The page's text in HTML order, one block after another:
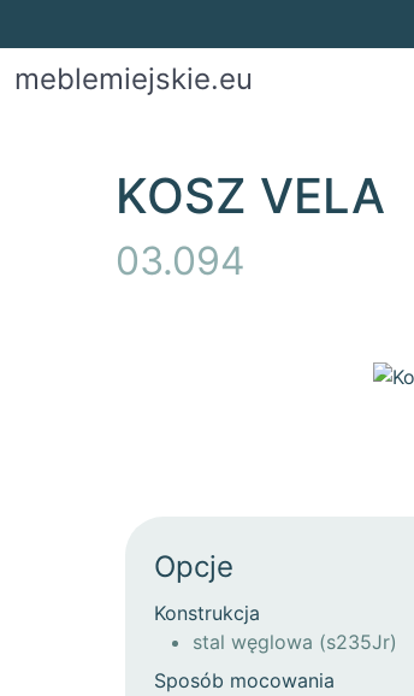
meblemiejskie.eu
KOSZ VELA
03.094
Opcje
Konstrukcja
stal węglowa (s235Jr)
Sposób mocowania